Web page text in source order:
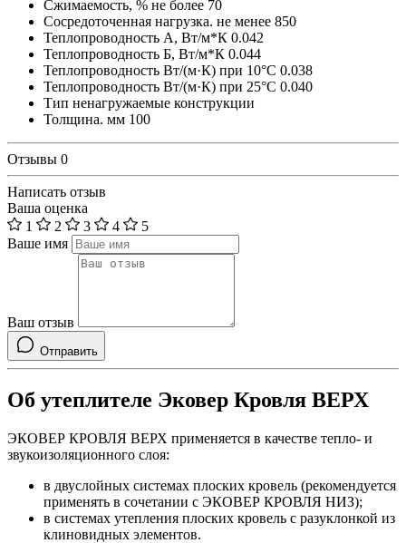
Сжимаемость, % не более 70
Сосредоточенная нагрузка. не менее 850
Теплопроводность А, Вт/м*К 0.042
Теплопроводность Б, Вт/м*К 0.044
Теплопроводность Вт/(м·К) при 10°С 0.038
Теплопроводность Вт/(м·К) при 25°С 0.040
Тип ненагружаемые конструкции
Толщина. мм 100
Отзывы 0
Написать отзыв
Ваша оценка
1
2 3 4
5
Ваше имя
Ваш отзыв
Отправить
Об утеплителе Эковер Кровля ВЕРХ
ЭКОВЕР КРОВЛЯ ВЕРХ применяется в качестве тепло- и
звукоизоляционного слоя:
в двуслойных системах плоских кровель (рекомендуется
применять в сочетании с ЭКОВЕР КРОВЛЯ НИЗ);
в системах утепления плоских кровель с разуклонкой из
клиновидных элементов.